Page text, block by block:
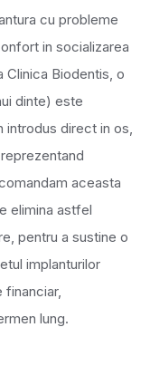
cu probleme
in socializarea
Clinica Biodentis, o
dinte) este
introdus direct in os,
aceasta
elimina astfel
pentru a sustine o
implanturilor
financiar,
lung.